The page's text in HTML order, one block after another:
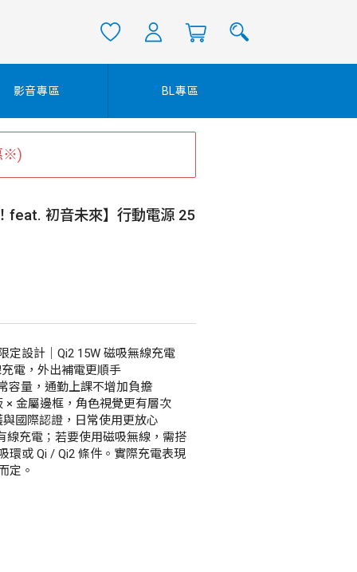
影音專區 BL專區
※)
feat. 初音未來】行動電源 25
定設計｜Qi2 15W 磁吸無線充電
充電，外出補電更順手
容量，通勤上課不增加負擔
× 金屬邊框，角色視覺更有層次
國際認證，日常使用更放心
線充電；若要使用磁吸無線，需搭
環或 Qi / Qi2 條件。實際充電表現
定。